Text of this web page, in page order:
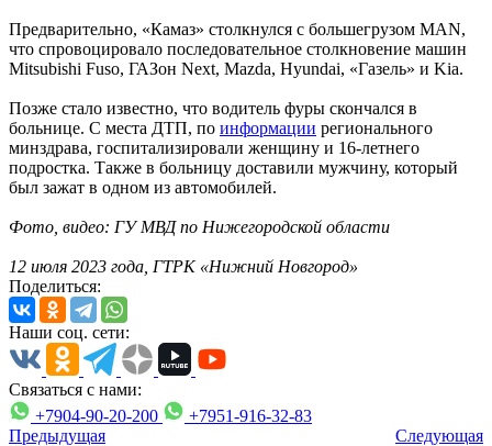
Предварительно, «Камаз» столкнулся с большегрузом MAN,
что спровоцировало последовательное столкновение машин
Mitsubishi Fuso, ГАЗон Next, Mazda, Hyundai, «Газель» и Kia.
Позже стало известно, что водитель фуры скончался в
больнице. С места ДТП, по информации регионального
минздрава, госпитализировали женщину и 16-летнего
подростка. Также в больницу доставили мужчину, который
был зажат в одном из автомобилей.
Фото, видео: ГУ МВД по Нижегородской области
12 июля 2023 года, ГТРК «Нижний Новгород»
Поделиться:
Наши соц. сети:
Связаться с нами:
+7904-90-20-200
+7951-916-32-83
Предыдущая
Следующая